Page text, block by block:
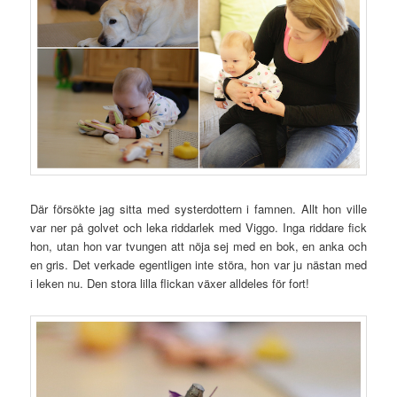
Där försökte jag sitta med systerdottern i famnen. Allt hon ville
var ner på golvet och leka riddarlek med Viggo. Inga riddare fick
hon, utan hon var tvungen att nöja sej med en bok, en anka och
en gris. Det verkade egentligen inte störa, hon var ju nästan med
i leken nu. Den stora lilla flickan växer alldeles för fort!